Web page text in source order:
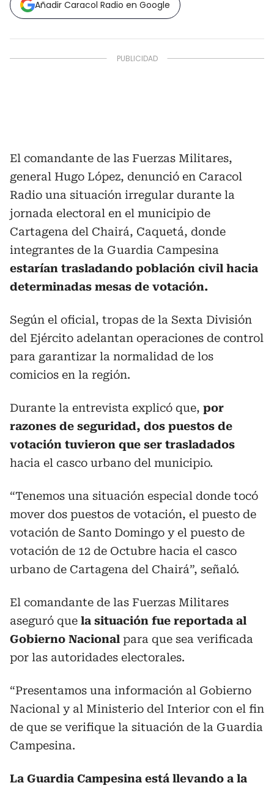
Añadir Caracol Radio en Google
El comandante de las Fuerzas Militares,
general Hugo López, denunció en Caracol
Radio una situación irregular durante la
jornada electoral en el municipio de
Cartagena del Chairá, Caquetá, donde
integrantes de la Guardia Campesina
estarían trasladando población civil hacia
determinadas mesas de votación.
Según el oficial, tropas de la Sexta División
del Ejército adelantan operaciones de control
para garantizar la normalidad de los
comicios en la región.
Durante la entrevista explicó que, por
razones de seguridad, dos puestos de
votación tuvieron que ser trasladados
hacia el casco urbano del municipio.
“Tenemos una situación especial donde tocó
mover dos puestos de votación, el puesto de
votación de Santo Domingo y el puesto de
votación de 12 de Octubre hacia el casco
urbano de Cartagena del Chairá”, señaló.
El comandante de las Fuerzas Militares
aseguró que la situación fue reportada al
Gobierno Nacional para que sea verificada
por las autoridades electorales.
“Presentamos una información al Gobierno
Nacional y al Ministerio del Interior con el fin
de que se verifique la situación de la Guardia
Campesina.
La Guardia Campesina está llevando a la